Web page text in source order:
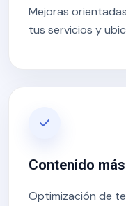
Mejoras
tus servicios y
Contenido
Optimización de